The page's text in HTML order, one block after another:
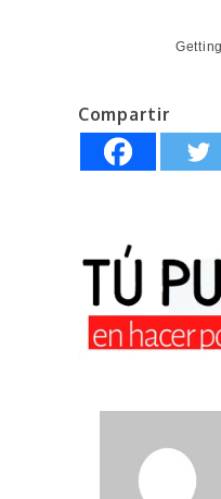
Compartir